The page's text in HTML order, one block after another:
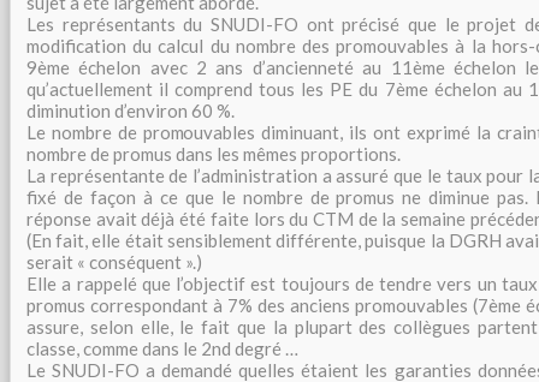
Les représentants du SNUDI-FO ont précisé que le projet
modification du calcul du nombre des promouvables à la
9ème échelon avec 2 ans d’ancienneté au 11ème échelon
qu’actuellement il comprend tous les PE du 7ème échelon au
diminution d’environ 60 %.
Le nombre de promouvables diminuant, ils ont exprimé la
nombre de promus dans les mêmes proportions.
La représentante de l’administration a assuré que le taux pour
fixé de façon à ce que le nombre de promus ne diminue
réponse avait déjà été faite lors du CTM de la semaine
(En fait, elle était sensiblement différente, puisque la DGRH
serait « conséquent ».)
Elle a rappelé que l’objectif est toujours de tendre vers un
promus correspondant à 7% des anciens promouvables (7ème
assure, selon elle, le fait que la plupart des collègues
classe, comme dans le 2nd degré …
Le SNUDI-FO a demandé quelles étaient les garanties